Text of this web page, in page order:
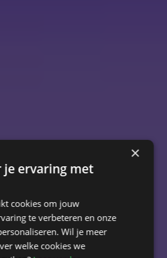
×
je ervaring met
cookies om jouw
te verbeteren en onze
Wil je meer
welke cookies we